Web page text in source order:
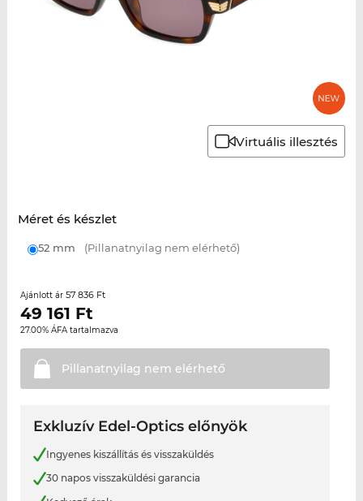
Virtuális illesztés
Méret és készlet
52 mm (Pillanatnyilag nem elérhető)
Ajánlott ár 57 836 Ft
49 161 Ft
27.00% ÁFA tartalmazva
Pillanatnyilag nem elérhető
Exkluzív Edel-Optics előnyök
Ingyenes kiszállítás és visszaküldés
30 napos visszaküldési garancia